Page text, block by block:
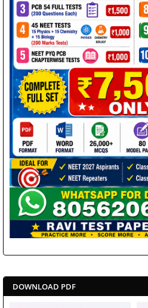
DOWNLOAD PDF